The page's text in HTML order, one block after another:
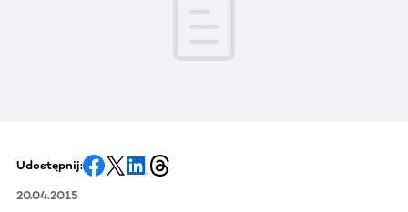
Udostępnij:
20.04.2015